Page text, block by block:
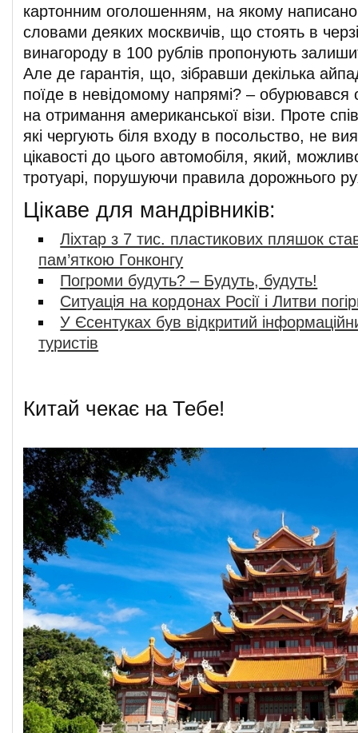
картонним оголошенням, на якому
словами деяких москвичів, що стоять в
винагороду в 100 рублів пропонують
Але де гарантія, що, зібравши декілька
поїде в невідомому напрямі? – обурювався
на отримання американської візи. Проте
які чергують біля входу в посольство, не
цікавості до цього автомобіля, який,
тротуарі, порушуючи правила дорожнього
Цікаве для мандрівників:
Ліхтар з 7 тис. пластикових пляшок
пам’яткою Гонконгу
Погроми будуть? – Будуть, будуть!
Ситуація на кордонах Росії і Литви
У Єсентуках був відкритий
туристів
Китай чекає на Тебе!